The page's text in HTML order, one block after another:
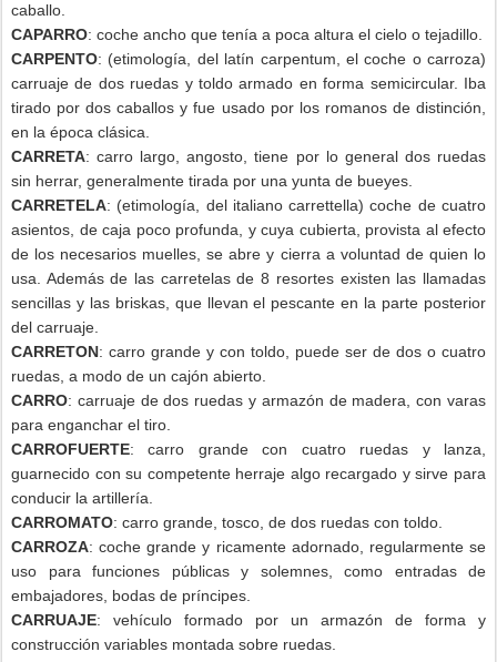
caballo.
CAPARRO: coche ancho que tenía a poca altura el cielo o tejadillo.
CARPENTO: (etimología, del latín carpentum, el coche o carroza)
carruaje de dos ruedas y toldo armado en forma semicircular. Iba
tirado por dos caballos y fue usado por los romanos de distinción,
en la época clásica.
CARRETA: carro largo, angosto, tiene por lo general dos ruedas
sin herrar, generalmente tirada por una yunta de bueyes.
CARRETELA: (etimología, del italiano carrettella) coche de cuatro
asientos, de caja poco profunda, y cuya cubierta, provista al efecto
de los necesarios muelles, se abre y cierra a voluntad de quien lo
usa. Además de las carretelas de 8 resortes existen las llamadas
sencillas y las briskas, que llevan el pescante en la parte posterior
del carruaje.
CARRETON: carro grande y con toldo, puede ser de dos o cuatro
ruedas, a modo de un cajón abierto.
CARRO: carruaje de dos ruedas y armazón de madera, con varas
para enganchar el tiro.
CARROFUERTE: carro grande con cuatro ruedas y lanza,
guarnecido con su competente herraje algo recargado y sirve para
conducir la artillería.
CARROMATO: carro grande, tosco, de dos ruedas con toldo.
CARROZA: coche grande y ricamente adornado, regularmente se
uso para funciones públicas y solemnes, como entradas de
embajadores, bodas de príncipes.
CARRUAJE: vehículo formado por un armazón de forma y
construcción variables montada sobre ruedas.